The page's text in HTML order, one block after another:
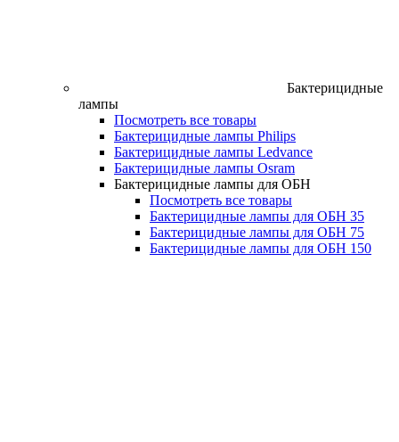
Бактерицидные
лампы
Посмотреть все товары
Бактерицидные лампы Philips
Бактерицидные лампы Ledvance
Бактерицидные лампы Osram
Бактерицидные лампы для ОБН
Посмотреть все товары
Бактерицидные лампы для ОБН 35
Бактерицидные лампы для ОБН 75
Бактерицидные лампы для ОБН 150